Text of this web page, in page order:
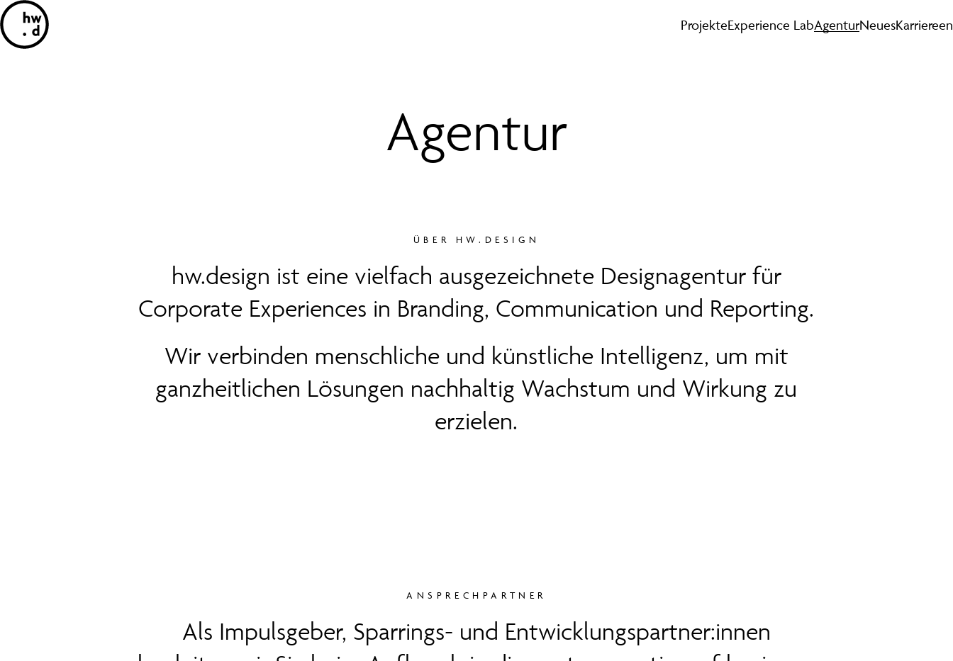
ProjekteExperience LabAgenturNeuesKarriereen
Agentur
ÜBER HW.DESIGN
hw.design ist eine vielfach ausgezeichnete Designagentur für
Corporate Experiences in Branding, Communication und Reporting.
Wir verbinden menschliche und künstliche Intelligenz, um mit
ganzheitlichen Lösungen nachhaltig Wachstum und Wirkung zu
erzielen.
ANSPRECHPARTNER
Als Impulsgeber, Sparrings- und Entwicklungspartner:innen